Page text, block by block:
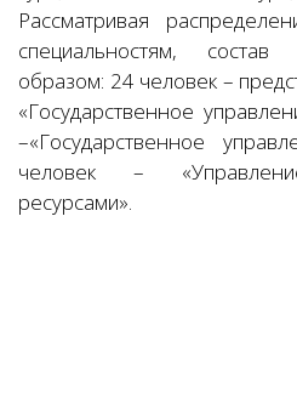
Рассматривая
специальностям,
образом: 24 человек –
«Государственное
–«Государственное
человек –
ресурсами».